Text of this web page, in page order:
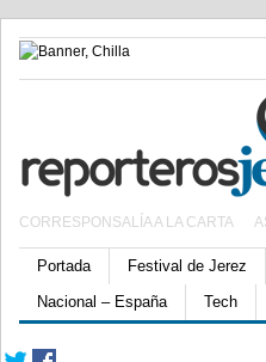
CORRESPONSALÍA A LA CARTA
Portada Festival de Jerez
Nacional – España
Tech